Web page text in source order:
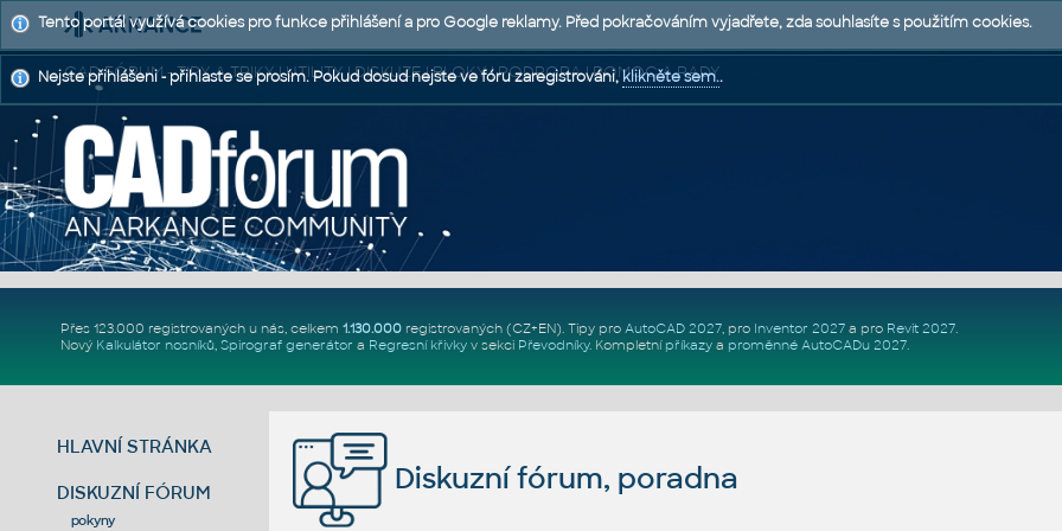
CAD FÓRUM - TIPY A TRIKY | UTILITY | DISKUZE | BLOKY | PODPORA | POMOC A RADY
Přes 123.000 registrovaných u nás, celkem 1.130.000registrovaných (CZ+EN). Tipy pro AutoCAD 2027, pro Inventor 2027a pro Revit 2027.
Nový Kalkulátor nosníků, Spirograf generátor a Regresní křivkyv sekci Převodníky. Kompletní příkazya proměnné AutoCADu 2027.
HLAVNÍ STRÁNKA
DISKUZNÍ FÓRUM
pokyny
Diskuzní fórum, poradna
Tento portál využívá cookies pro funkce přihlášení a pro Google reklamy. Před pokračováním vyjadřete, zda souhlasíte s použitím cookies.
Nejste přihlášeni - přihlaste se prosím. Pokud dosud nejste ve fóru zaregistrováni,klikněte sem..